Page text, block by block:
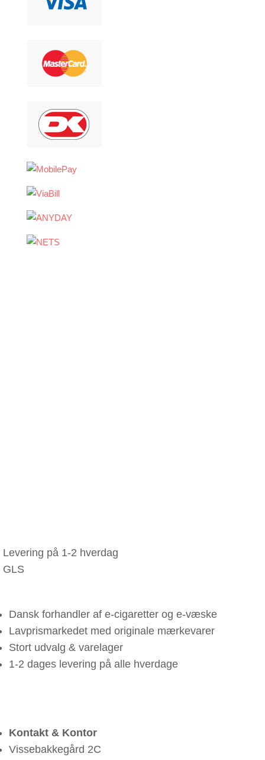
Levering på 1-2 hverdag
GLS
Dansk forhandler af e-cigaretter og e-væske
Lavprismarkedet med originale mærkevarer
Stort udvalg & varelager
1-2 dages levering på alle hverdage
Kontakt & Kontor
Vissebakkegård 2C